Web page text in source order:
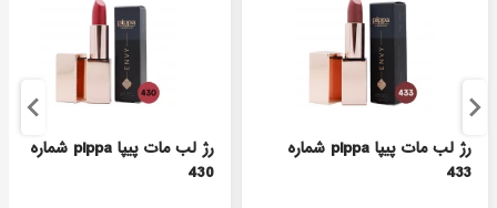
رژ لب مات پیپا pippa شماره
433
رژ لب مات پیپا pippa شماره
430